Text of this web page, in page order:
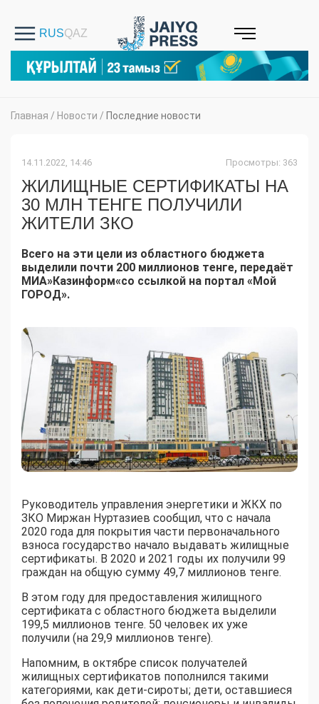
Главная / Новости / Последние новости
14.11.2022, 14:46 Просмотры: 363
ЖИЛИЩНЫЕ СЕРТИФИКАТЫ НА
30 МЛН ТЕНГЕ ПОЛУЧИЛИ
ЖИТЕЛИ ЗКО
Всего на эти цели из областного бюджета
выделили почти 200 миллионов тенге, передаёт
МИА»Казинформ«со ссылкой на портал «Мой
ГОРОД».
Руководитель управления энергетики и ЖКХ по
ЗКО Миржан Нуртазиев сообщил, что с начала
2020 года для покрытия части первоначального
взноса государство начало выдавать жилищные
сертификаты. В 2020 и 2021 годы их получили 99
граждан на общую сумму 49,7 миллионов тенге.
В этом году для предоставления жилищного
сертификата с областного бюджета выделили
199,5 миллионов тенге. 50 человек их уже
получили (на 29,9 миллионов тенге).
Напомним, в октябре список получателей
жилищных сертификатов пополнился такими
категориями, как дети-сироты; дети, оставшиеся